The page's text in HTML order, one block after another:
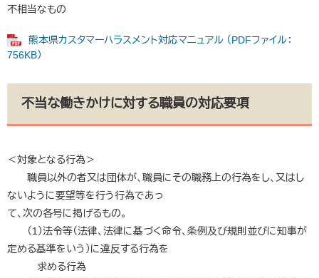
不相当なもの
熊本県カスタマーハラスメント対応マニュアル （PDFファイル：
756KB）
不当な働きかけに対する職員の対応要項
＜対象となる行為＞
職員以外の者又は団体が、職員にその職務上の行為をし、又はし
ないように要望等を行う行為であっ
て、次の各号に掲げるもの。
（1）法令等（法律、法律に基づく命令、条例及び規則並びに知事が
定める基準をいう）に違反する行為を
求める行為